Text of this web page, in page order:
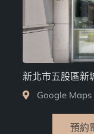
新北市五股區新
Google Maps
預約